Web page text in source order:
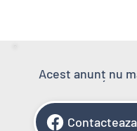
Acest anunț nu